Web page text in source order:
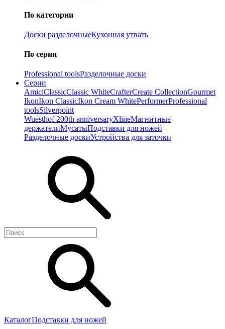
По категории
Доски разделочныеКухонная утвать
По серии
Professional toolsРазделочные доски
Серии
AmiciClassicClassic WhiteCrafterCreate CollectionGourmet
IkonIkon ClassiсIkon Cream WhitePerformerProfessional
toolsSilverpoint
Wuesthof 200th anniversaryXlineМагнитные
держателиМусатыПодставки для ножей
Разделочные доскиУстройства для заточки
КаталогПодставки для ножей